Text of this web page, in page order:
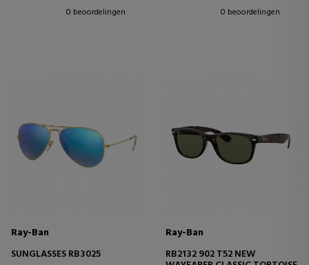
0 beoordelingen
0 beoordelingen
Ray-Ban
SUNGLASSES RB3025
Ray-Ban
RB2132 902 T52 NEW